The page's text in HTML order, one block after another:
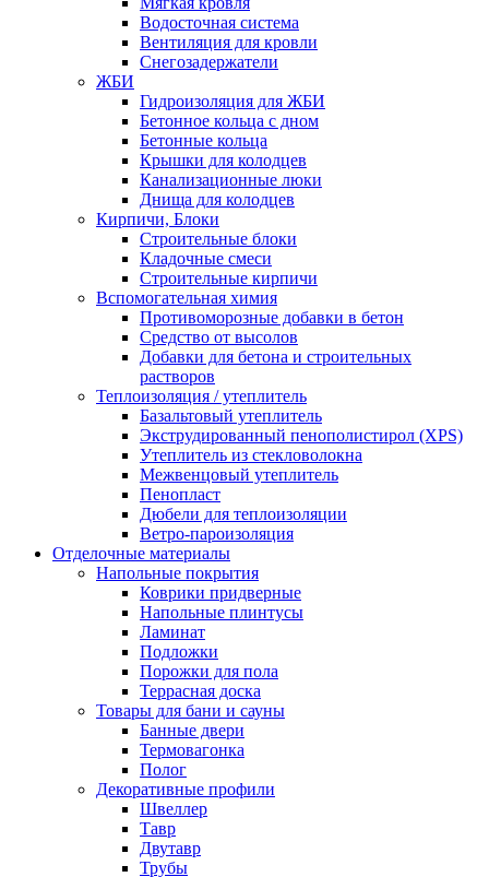
Водосточная система
Вентиляция для кровли
Снегозадержатели
ЖБИ
Гидроизоляция для ЖБИ
Бетонное кольца с дном
Бетонные кольца
Крышки для колодцев
Канализационные люки
Днища для колодцев
Кирпичи, Блоки
Строительные блоки
Кладочные смеси
Строительные кирпичи
Вспомогательная химия
Противоморозные добавки в бетон
Средство от высолов
Добавки для бетона и строительных
растворов
Теплоизоляция / утеплитель
Базальтовый утеплитель
Экструдированный пенополистирол (XPS)
Утеплитель из стекловолокна
Межвенцовый утеплитель
Пенопласт
Дюбели для теплоизоляции
Ветро-пароизоляция
Отделочные материалы
Напольные покрытия
Коврики придверные
Напольные плинтусы
Ламинат
Подложки
Порожки для пола
Террасная доска
Товары для бани и сауны
Банные двери
Термовагонка
Полог
Декоративные профили
Швеллер
Тавр
Двутавр
Трубы